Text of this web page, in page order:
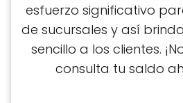
esfuerzo significativo
de sucursales y así
sencillo a los clientes.
consulta tu saldo